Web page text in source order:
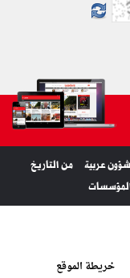
شؤون عربية
من التاريخ
خريطة الموقع